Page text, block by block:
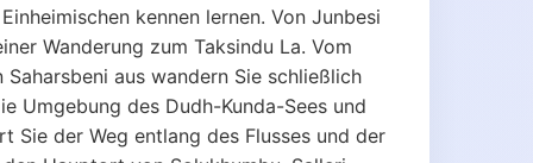
kennen lernen. Von Junbesi
Wanderung zum Taksindu La. Vom
aus wandern Sie schließlich
Umgebung des Dudh-Kunda-Sees und
Sie der Weg entlang des Flusses und der